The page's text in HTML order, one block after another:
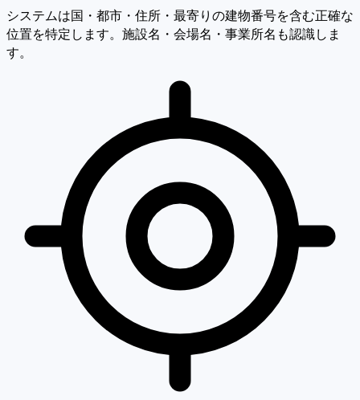
システムは国・都市・住所・最寄りの建物番号を含む正確な
位置を特定します。施設名・会場名・事業所名も認識しま
す。